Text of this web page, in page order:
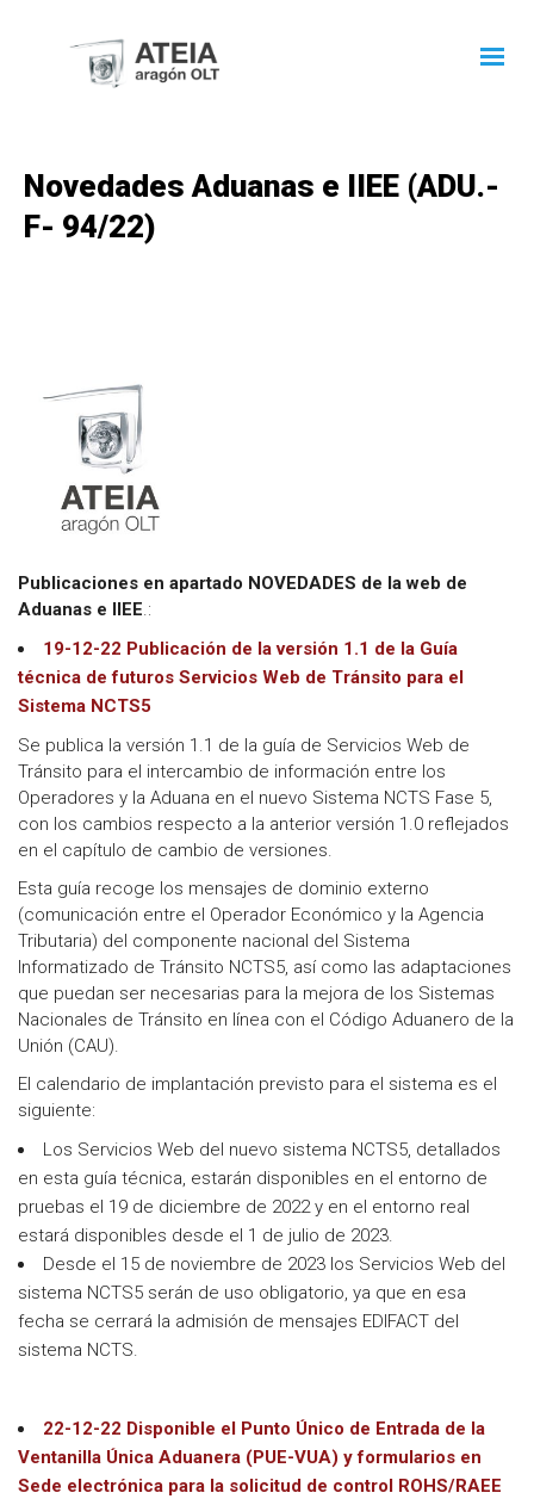
Novedades Aduanas e IIEE (ADU.-
F- 94/22)
Publicaciones en apartado NOVEDADES de la web de
Aduanas e IIEE.:
19-12-22 Publicación de la versión 1.1 de la Guía
técnica de futuros Servicios Web de Tránsito para el
Sistema NCTS5
Se publica la versión 1.1 de la guía de Servicios Web de
Tránsito para el intercambio de información entre los
Operadores y la Aduana en el nuevo Sistema NCTS Fase 5,
con los cambios respecto a la anterior versión 1.0 reflejados
en el capítulo de cambio de versiones.
Esta guía recoge los mensajes de dominio externo
(comunicación entre el Operador Económico y la Agencia
Tributaria) del componente nacional del Sistema
Informatizado de Tránsito NCTS5, así como las adaptaciones
que puedan ser necesarias para la mejora de los Sistemas
Nacionales de Tránsito en línea con el Código Aduanero de la
Unión (CAU).
El calendario de implantación previsto para el sistema es el
siguiente:
Los Servicios Web del nuevo sistema NCTS5, detallados
en esta guía técnica, estarán disponibles en el entorno de
pruebas el 19 de diciembre de 2022 y en el entorno real
estará disponibles desde el 1 de julio de 2023.
Desde el 15 de noviembre de 2023 los Servicios Web del
sistema NCTS5 serán de uso obligatorio, ya que en esa
fecha se cerrará la admisión de mensajes EDIFACT del
sistema NCTS.
22-12-22 Disponible el Punto Único de Entrada de la
Ventanilla Única Aduanera (PUE-VUA) y formularios en
Sede electrónica para la solicitud de control ROHS/RAEE